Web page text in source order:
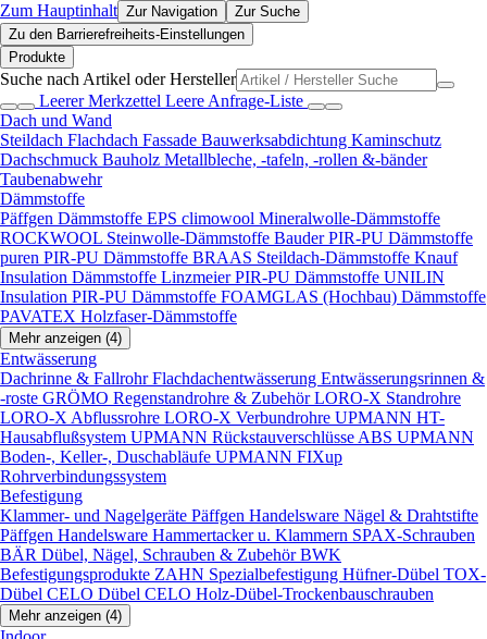
Zum Hauptinhalt Zur Navigation
Zur Suche
Zu den Barrierefreiheits-Einstellungen
Produkte
Suche nach Artikel oder Hersteller
Leerer Merkzettel Leere Anfrage-Liste
Dach und Wand
Steildach Flachdach Fassade Bauwerksabdichtung Kaminschutz
Dachschmuck Bauholz Metallbleche, -tafeln, -rollen &-bänder
Taubenabwehr
Dämmstoffe
Päffgen Dämmstoffe EPS climowool Mineralwolle-Dämmstoffe
ROCKWOOL Steinwolle-Dämmstoffe Bauder PIR-PU Dämmstoffe
puren PIR-PU Dämmstoffe BRAAS Steildach-Dämmstoffe Knauf
Insulation Dämmstoffe Linzmeier PIR-PU Dämmstoffe UNILIN
Insulation PIR-PU Dämmstoffe FOAMGLAS (Hochbau) Dämmstoffe
PAVATEX Holzfaser-Dämmstoffe
Mehr anzeigen (4)
Entwässerung
Dachrinne & FallrohrFlachdachentwässerung Entwässerungsrinnen &
-roste GRÖMO Regenstandrohre & ZubehörLORO-X Standrohre
LORO-X Abflussrohre LORO-X Verbundrohre UPMANN HT-
Hausabflußsystem UPMANN Rückstauverschlüsse ABS UPMANN
Boden-, Keller-, Duschabläufe UPMANN FIXup
Rohrverbindungssystem
Befestigung
Klammer- und Nagelgeräte Päffgen Handelsware Nägel & Drahtstifte
Päffgen Handelsware Hammertacker u. Klammern SPAX-Schrauben
BÄR Dübel, Nägel, Schrauben & ZubehörBWK
Befestigungsprodukte ZAHN Spezialbefestigung Hüfner-Dübel TOX-
Dübel CELO Dübel CELO Holz-Dübel-Trockenbauschrauben
Mehr anzeigen (4)